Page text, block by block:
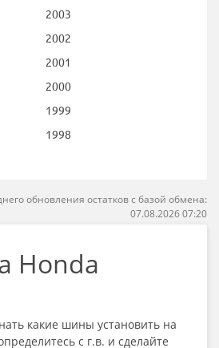
2003
2002
2001
2000
1999
1998
обновления остатков с базой обмена:
07.08.2026 07:20
Honda
какие шины установить на
с г.в. и сделайте